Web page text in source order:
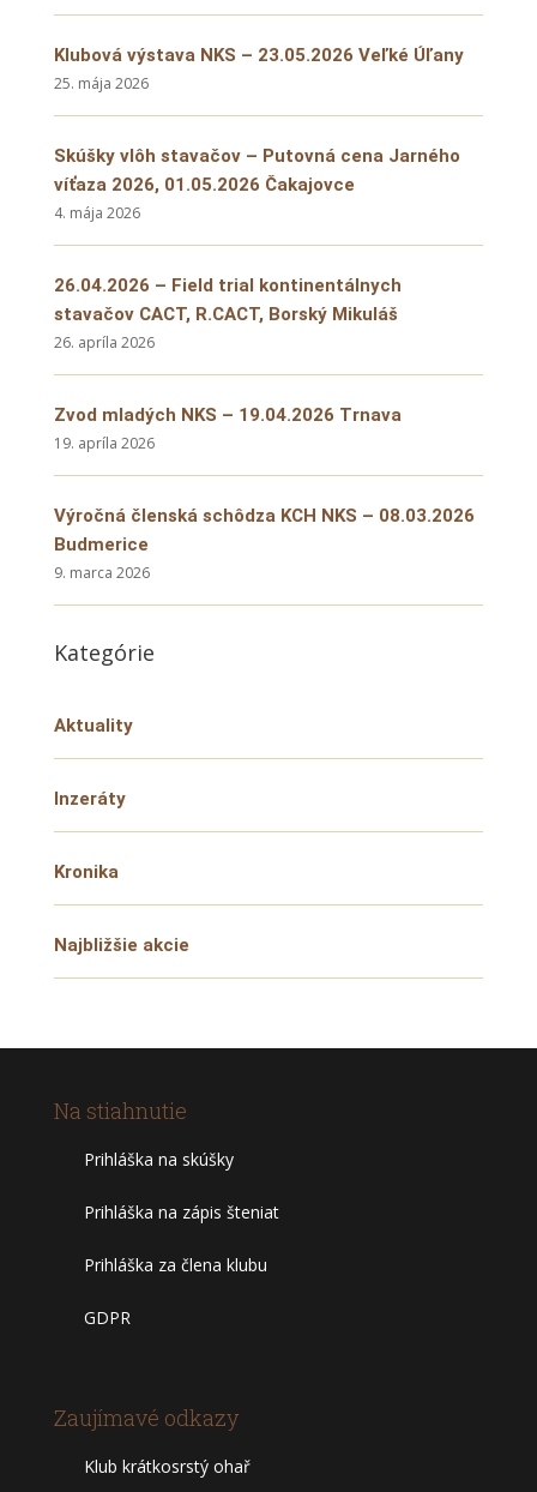
Klubová výstava NKS – 23.05.2026 Veľké Úľany
25. mája 2026
Skúšky vlôh stavačov – Putovná cena Jarného
víťaza 2026, 01.05.2026 Čakajovce
4. mája 2026
26.04.2026 – Field trial kontinentálnych
stavačov CACT, R.CACT, Borský Mikuláš
26. apríla 2026
Zvod mladých NKS – 19.04.2026 Trnava
19. apríla 2026
Výročná členská schôdza KCH NKS – 08.03.2026
Budmerice
9. marca 2026
Kategórie
Aktuality
Inzeráty
Kronika
Najbližšie akcie
Na stiahnutie
Prihláška na skúšky
Prihláška na zápis šteniat
Prihláška za člena klubu
GDPR
Zaujímavé odkazy
Klub krátkosrstý ohař